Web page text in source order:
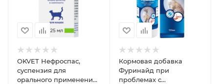
OKVET Нефроспас,
суспензия для
орального применения,
Кормовая добавка
Фуринайд при
проблемах с